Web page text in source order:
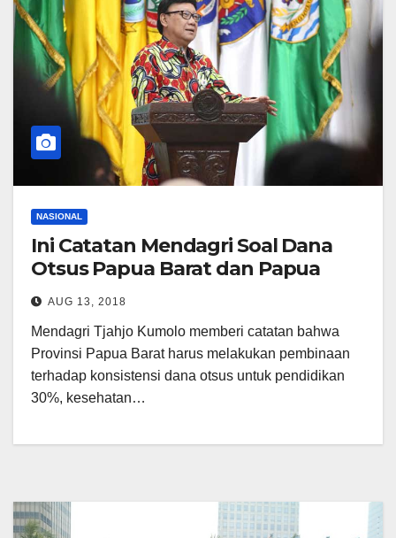
NASIONAL
Ini Catatan Mendagri Soal Dana
Otsus Papua Barat dan Papua
AUG 13, 2018
Mendagri Tjahjo Kumolo memberi catatan bahwa
Provinsi Papua Barat harus melakukan pembinaan
terhadap konsistensi dana otsus untuk pendidikan
30%, kesehatan…